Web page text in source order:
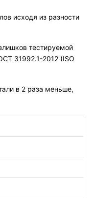
исходя из разности
тестируемой
31992.1-2012 (ISO
в 2 раза меньше,